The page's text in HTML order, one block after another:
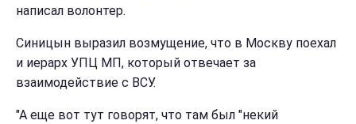
написал волонтер.
Синицын выразил возмущение, что в Москву поехал
и иерарх УПЦ МП, который отвечает за
взаимодействие с ВСУ.
"А еще вот тут говорят, что там был "некий